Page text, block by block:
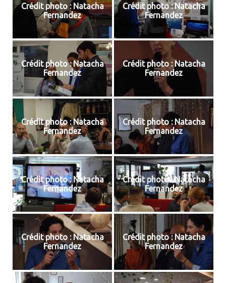
Crédit photo : Natacha
Fernandez
Crédit photo : Natacha
Fernandez
Crédit photo : Natacha
Fernandez
Crédit photo : Natacha
Fernandez
Crédit photo : Natacha
Fernandez
Crédit photo : Natacha
Fernandez
Crédit photo : Natacha
Fernandez
Crédit photo : Natacha
Fernandez
Crédit photo : Natacha
Fernandez
Crédit photo : Natacha
Fernandez